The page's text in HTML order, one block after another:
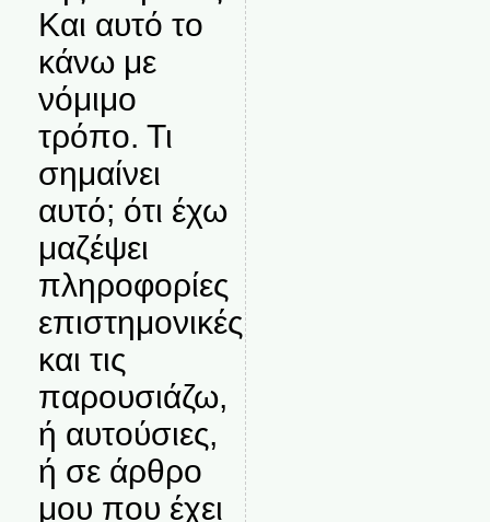
Και αυτό το
κάνω με
νόμιμο
τρόπο. Τι
σημαίνει
αυτό; ότι έχω
μαζέψει
πληροφορίες
επιστημονικές
και τις
παρουσιάζω,
ή αυτούσιες,
ή σε άρθρο
μου που έχει